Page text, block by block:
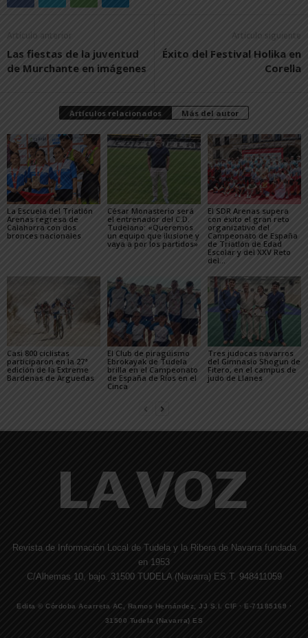
Artículo anterior
Las fiestas de la juventud
de Murchante en imágenes
Artículo siguiente
Éxito del Festival Holika en
Corella
Artículos relacionados Más del autor
La Escuela del Triatlón
Arenas regresa de
Calahorra con dos
bronces nacionales
César Monasterio será
el entrenador del C.D.
Tudelano: «Queremos
un equipo que ilusione y
vaya a por los partidos»
El SDR Arenas supera
con éxito el gran reto
organizativo del
Campeonato de España
de Triatlón de Edad
Escolar y del XXV Reto
del...
Casi 800 ciclistas
participaron en la 27ª
edición de la Extreme
Bardenas de Arguedas
El Club de piragüismo
Ebrokayak de Tudela
brilla en el Campeonato
de España de Ríos en el
Cinca
Tres judocas navarros
del Gimnasio Shogun de
Fitero, en el campus de
judo de Llanes
Revista de Información Local de Tudela y la Ribera de Navarra fundada
en 1953
C/Alhemas 10, bajo. 31500 TUDELA (Navarra) ES T. 948411059
Edita © Córdoba Acarreta AC, Ramos Hernández, JJ S.I. CIF · E-71185169 ·
31500 Tudela (Navarra) ES